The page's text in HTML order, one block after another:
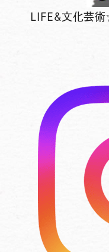
LIFE&文化芸